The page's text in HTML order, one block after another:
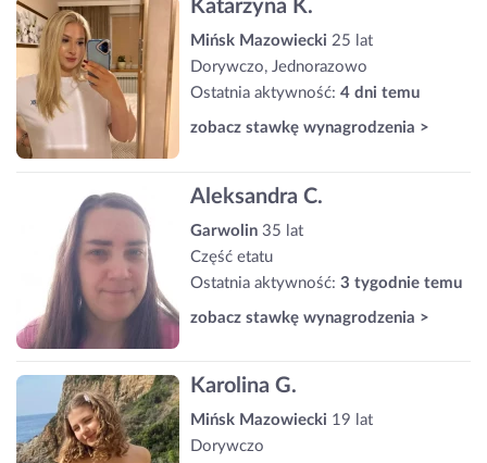
Katarzyna K.
Mińsk Mazowiecki 25 lat
Dorywczo, Jednorazowo
Ostatnia aktywność: 4 dni temu
zobacz stawkę wynagrodzenia >
Aleksandra C.
Garwolin 35 lat
Część etatu
Ostatnia aktywność: 3 tygodnie temu
zobacz stawkę wynagrodzenia >
Karolina G.
Mińsk Mazowiecki 19 lat
Dorywczo